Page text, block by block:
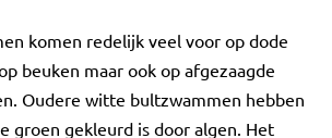
komen redelijk veel voor op dode
beuken maar ook op afgezaagde
Oudere witte bultzwammen hebben
groen gekleurd is door algen. Het